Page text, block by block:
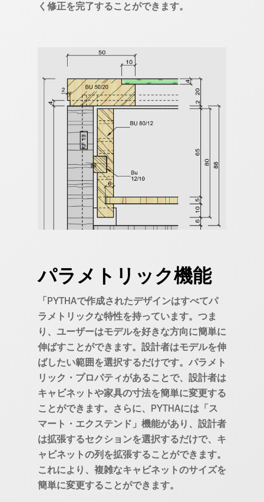
く修正を完了することができます。
パラメトリック機能
「PYTHAで作成されたデザインはすべてパ
ラメトリックな特性を持っています。つま
り、ユーザーはモデルを好きな方向に簡単に
伸ばすことができます。設計者はモデルを伸
ばしたい範囲を選択するだけです。パラメト
リック・プロパティがあることで、設計者は
キャビネットや家具の寸法を簡単に変更する
ことができます。さらに、PYTHAには「ス
マート・エクステンド」機能があり、設計者
は拡張するセクションを選択するだけで、キ
ャビネットの列を拡張することができます。
これにより、複雑なキャビネットのサイズを
簡単に変更することができます。